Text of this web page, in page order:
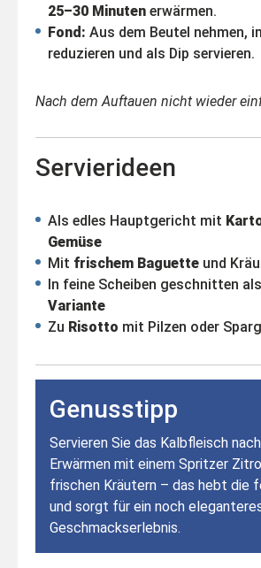
25–30 Minuten erwärmen.
Fond: Aus dem Beutel nehmen,
reduzieren und als Dip servieren.
Nach dem Auftauen nicht wieder
Servierideen
Als edles Hauptgericht mit
Gemüse
Mit frischem Baguette und
In feine Scheiben geschnitten als
Variante
Zu Risotto mit Pilzen oder
Genusstipp
Servieren Sie das Kalbfleisch
Erwärmen mit einem Spritzer
frischen Kräutern – das hebt die
und sorgt für ein noch
Geschmackserlebnis.